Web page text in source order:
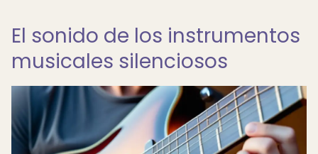
El sonido de los instrumentos
musicales silenciosos